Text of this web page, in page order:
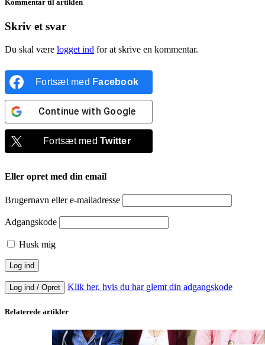
Kommentar til artiklen
Skriv et svar
Du skal være logget ind for at skrive en kommentar.
Fortsæt med Facebook
Continue with Google
Fortsæt medTwitter
Eller opret med din email
Brugernavn eller e-mailadresse
Adgangskode
Husk mig
Log ind / Opret Klik her, hvis du har glemt din adgangskode
Relaterede artikler